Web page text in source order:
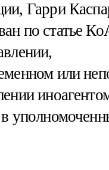
Гарри
по статье
или
в